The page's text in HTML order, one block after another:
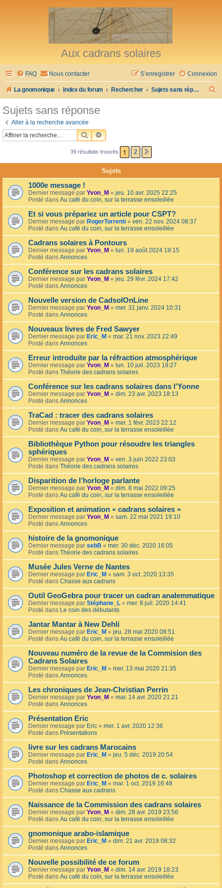
Aux cadrans solaires
FAQ Nous contacter Connexion
S’enregistrer
La gnomonique Index du forum Rechercher Sujets sans réponse
h
r
Sujets sans réponse
Aller à la recherche avancée
RECHERCHER
RECHERCHE AVANCÉE
39 résultats trouvés 1 2
Sujets
1000e message !
Dernier message par Yvon_M « jeu. 10 avr. 2025 22:25
Posté dans Au café du coin, sur la terrasse ensoleillée
Et si vous prépariez un article pour CSPT?
Dernier message par RogerTorrenti « ven. 22 nov. 2024 08:37
Posté dans Au café du coin, sur la terrasse ensoleillée
Cadrans solaires à Pontours
Dernier message par Yvon_M « lun. 19 août 2024 19:15
Posté dans Annonces
Conférence sur les cadrans solaires
Dernier message par Yvon_M « jeu. 29 févr. 2024 17:42
Posté dans Annonces
Nouvelle version de CadsolOnLine
Dernier message par Yvon_M « mer. 31 janv. 2024 10:31
Posté dans Annonces
Nouveaux livres de Fred Sawyer
Dernier message par Eric_M « mar. 21 nov. 2023 22:49
Posté dans Annonces
Erreur introduite par la réfraction atmosphérique
Dernier message par Yvon_M « lun. 10 juil. 2023 19:27
Posté dans Théorie des cadrans solaires
Conférence sur les cadrans solaires dans l’Yonne
Dernier message par Yvon_M « dim. 23 avr. 2023 18:13
Posté dans Annonces
TraCad : tracer des cadrans solaires
Dernier message par Yvon_M « mer. 1 févr. 2023 22:12
Posté dans Au café du coin, sur la terrasse ensoleillée
Bibliothèque Python pour résoudre les triangles
sphériques
Dernier message par Yvon_M « ven. 3 juin 2022 23:03
Posté dans Théorie des cadrans solaires
Disparition de l’horloge parlante
Dernier message par Yvon_M « dim. 8 mai 2022 09:25
Posté dans Au café du coin, sur la terrasse ensoleillée
Exposition et animation « cadrans solaires »
Dernier message par Yvon_M « sam. 22 mai 2021 19:10
Posté dans Annonces
histoire de la gnomonique
Dernier message par sebB « mer. 30 déc. 2020 16:05
Posté dans Théorie des cadrans solaires
Musée Jules Verne de Nantes
Dernier message par Eric_M « sam. 3 oct. 2020 13:35
Posté dans Chasse aux cadrans
Outil GeoGebra pour tracer un cadran analemmatique
Dernier message par Stéphane_L « mer. 8 juil. 2020 14:41
Posté dans Le coin des débutants
Jantar Mantar à New Dehli
Dernier message par Eric_M « jeu. 28 mai 2020 08:51
Posté dans Au café du coin, sur la terrasse ensoleillée
Nouveau numéro de la revue de la Commision des
Cadrans Solaires
Dernier message par Eric_M « mer. 13 mai 2020 21:35
Posté dans Annonces
Les chroniques de Jean-Christian Perrin
Dernier message par Yvon_M « mar. 14 avr. 2020 21:21
Posté dans Annonces
Présentation Eric
Dernier message par Eric « mer. 1 avr. 2020 12:36
Posté dans Présentations
livre sur les cadrans Marocains
Dernier message par Eric_M « jeu. 5 déc. 2019 20:54
Posté dans Annonces
Photoshop et correction de photos de c. solaires
Dernier message par Eric_M « mar. 1 oct. 2019 16:48
Posté dans Chasse aux cadrans
Naissance de la Commission des cadrans solaires
Dernier message par Yvon_M « dim. 28 avr. 2019 23:56
Posté dans Au café du coin, sur la terrasse ensoleillée
gnomonique arabo-islamique
Dernier message par Eric_M « dim. 21 avr. 2019 08:32
Posté dans Annonces
Nouvelle possibilité de ce forum
Dernier message par Yvon_M « dim. 14 avr. 2019 18:23
Posté dans Au café du coin, sur la terrasse ensoleillée